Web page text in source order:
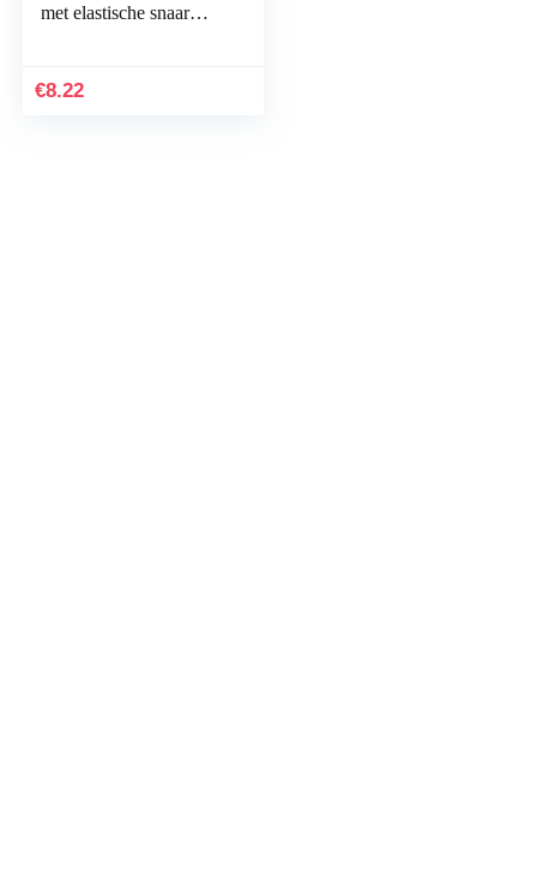
met elastische snaar
€8.22